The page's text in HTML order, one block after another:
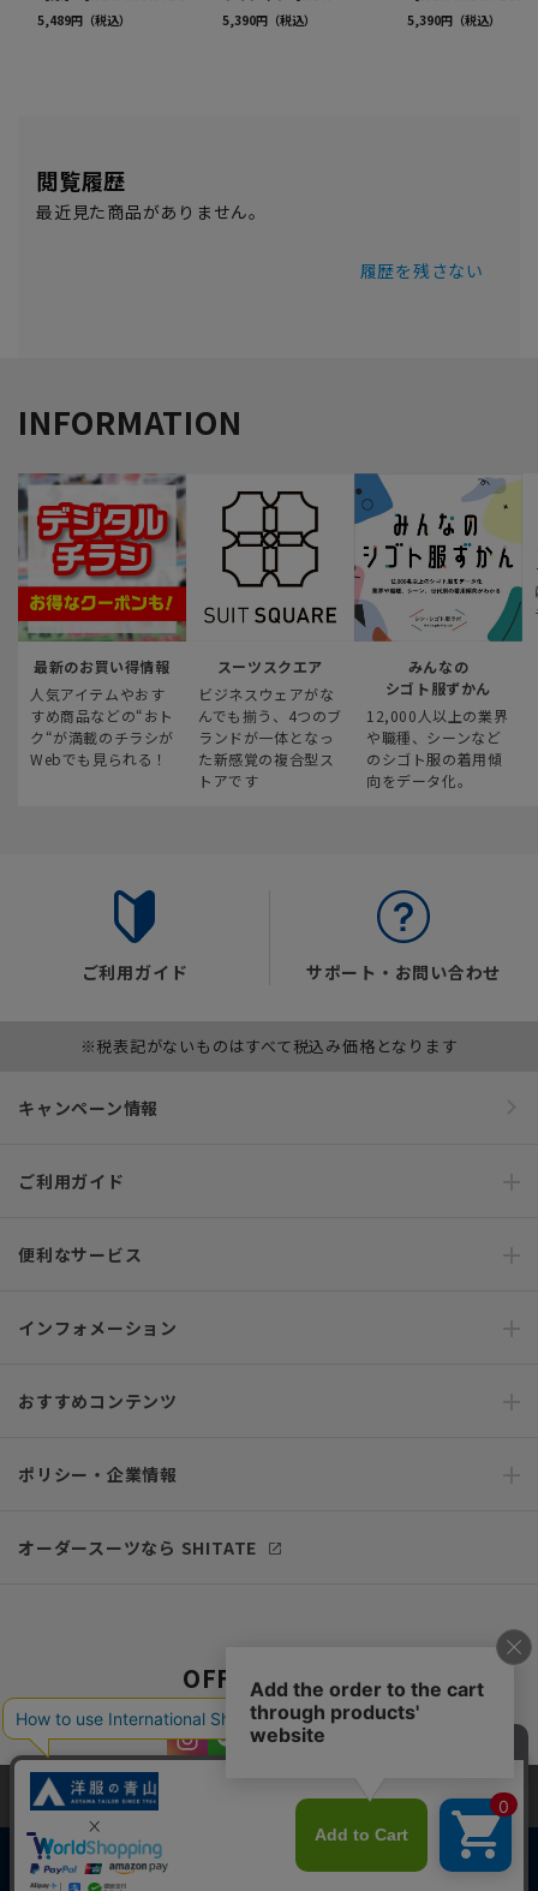
閲覧履歴
最近見た商品がありません。
履歴を残さない
INFORMATION
最新のお買い得情報
人気アイテムやおす
すめ商品などの“おト
ク“が満載のチラシが
Webでも見られる！
スーツスクエア
ビジネスウェアがな
んでも揃う、4つのブ
ランドが一体となっ
た新感覚の複合型ス
トアです
みんなの
シゴト服ずかん
12,000人以上の業界
や職種、シーンなど
のシゴト服の着用傾
向をデータ化。
ご利用ガイド サポート・お問い合わせ
※税表記がないものはすべて税込み価格となります
キャンペーン情報
ご利用ガイド
便利なサービス
インフォメーション
おすすめコンテンツ
ポリシー・企業情報
オーダースーツなら SHITATE
OFFICIAL SNS
当サイトでは、快適な閲覧体験とコンテンツ改善のためにCookieを使用
しています。閲覧を続けることで、Cookieの使用に同意したものとみな
します。詳細については